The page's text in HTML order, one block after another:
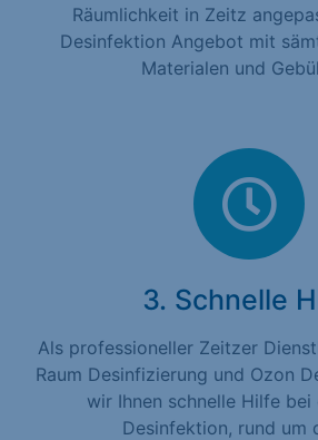
Räumlichkeit in Zeitz
Desinfektion Angebot mit
Materialen und
3. Schnelle
Als professioneller Zeitzer
Raum Desinfizierung und Ozon
wir Ihnen schnelle Hilfe bei
Desinfektion, rund um